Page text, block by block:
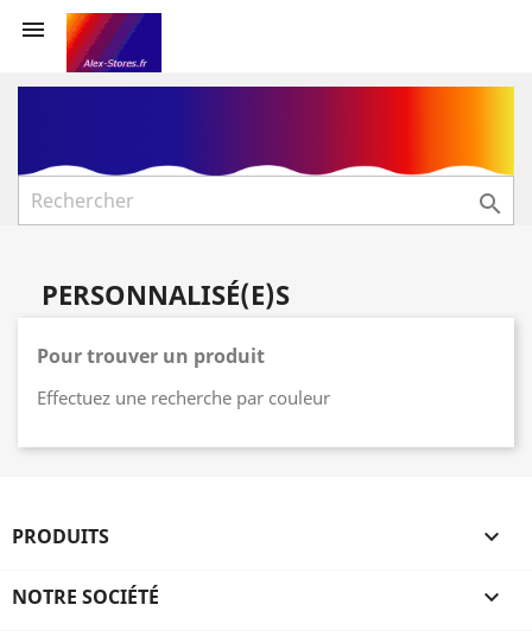


PERSONNALISÉ(E)S
Pour trouver un produit
Effectuez une recherche par couleur
PRODUITS 
NOTRE SOCIÉTÉ 